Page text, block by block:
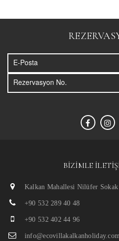
BIZIMLE
Kalkan Mahallesi Nilüfer
+90 532 289 40 48
+90 532 402 44 96